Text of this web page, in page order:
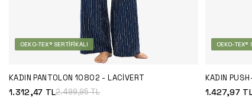
OEKO-TEX® SERTIFIKALI
KADIN PANTOLON 10802 - LACIVERT
1.312,47 TL2.499,95TL
OEKO-TEX®
KADIN
1.427,97